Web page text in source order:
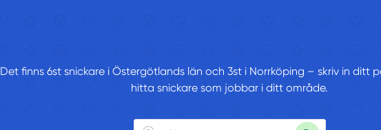
Det finns 6st snickare i Östergötlands län och 3st i Norrköping – skriv in ditt
hitta snickare som jobbar i ditt område.